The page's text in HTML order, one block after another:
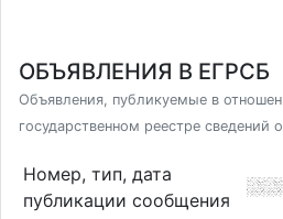
ОБЪЯВЛЕНИЯ В ЕГРСБ
Объявления, публикуемые в
государственном реестре сведений
Номер, тип, дата
публикации сообщения